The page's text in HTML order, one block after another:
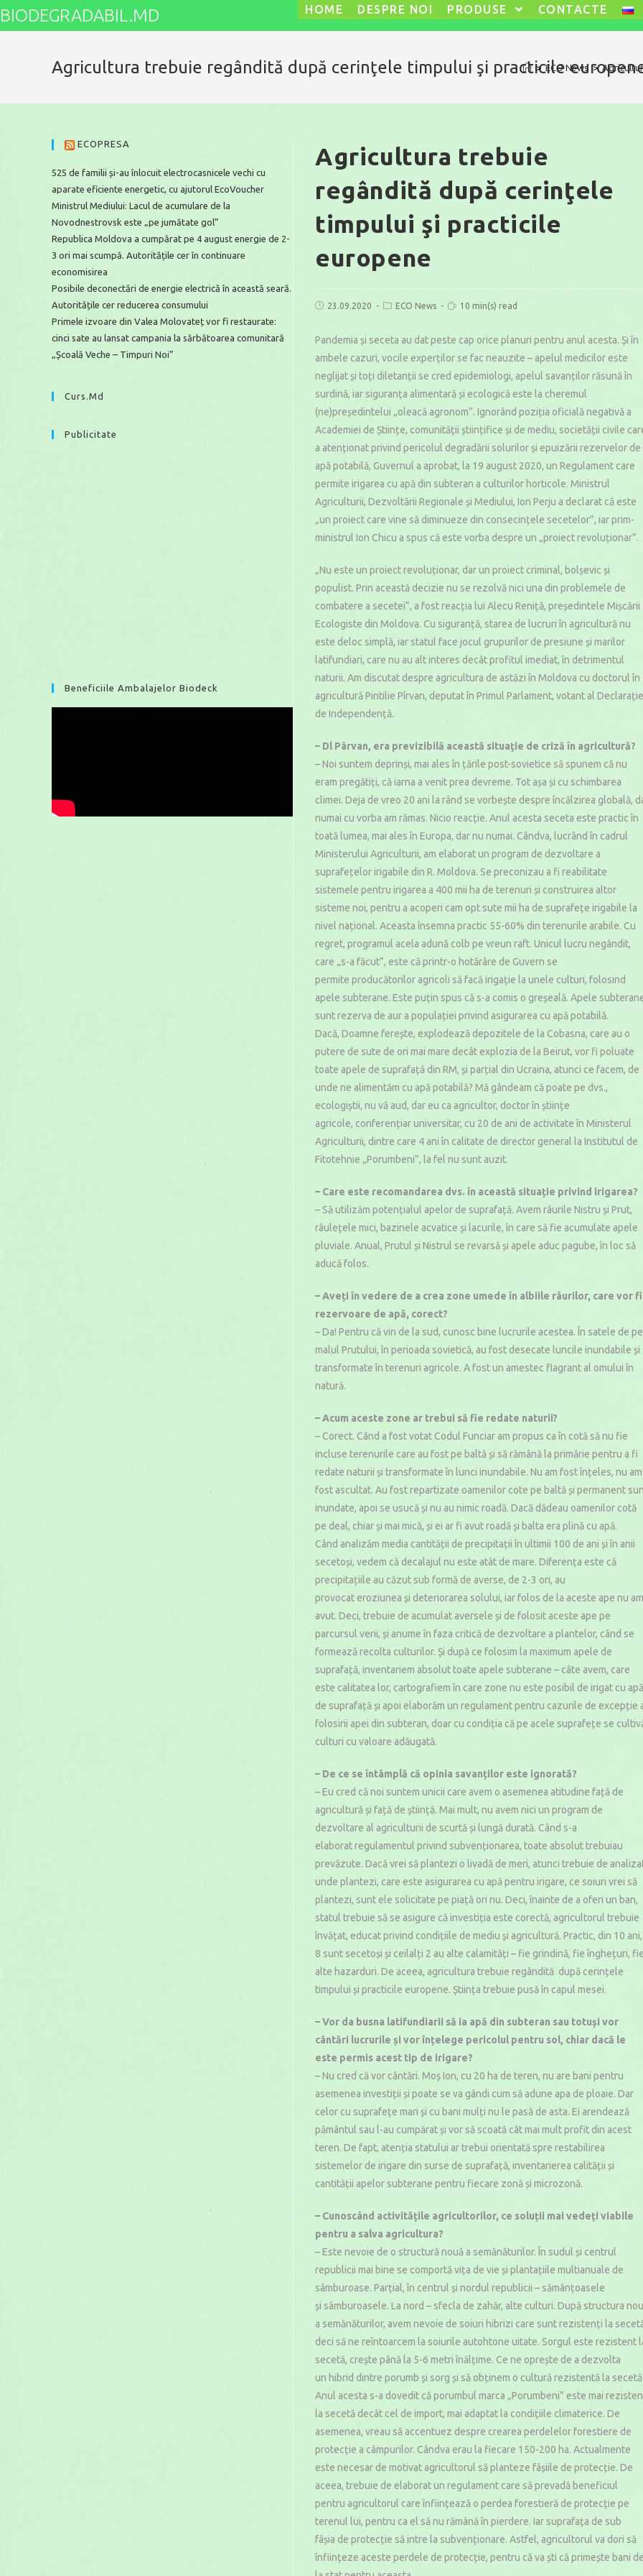
Skip
BIODEGRADABIL.MD HOME DESPRE NOI PRODUSE CONTACTE
Agricultura trebuie regândită după cerinţele timpului şi practicile
> ECO News >
Agricultura trebuie
regândită după cerinţele
timpului şi practicile
europene
Post23.09.2020
PostECO News
Reading
10 min(s) read
Pandemia și seceta au dat peste cap orice planuri pentru anul acesta. Și în
ambele cazuri, vocile experților se fac neauzite – apelul medicilor este
neglijat și toți diletanții se cred epidemiologi, apelul savanților răsună în
surdină, iar siguranța alimentară și ecologică este la cheremul
(ne)președintelui „oleacă agronom”. Ignorând poziția oficială negativă a
Academiei de Științe, comunității științifice și de mediu, societății civile
a atenționat privind pericolul degradării solurilor și epuizării rezervelor de
apă potabilă, Guvernul a aprobat, la 19 august 2020, un Regulament care
permite irigarea cu apă din subteran a culturilor horticole. Ministrul
Agriculturii, Dezvoltării Regionale și Mediului, Ion Perju a declarat că este
„un proiect care vine să diminueze din consecințele secetelor”, iar prim-
ministrul Ion Chicu a spus că este vorba despre un „proiect revoluționar”.
„Nu este un proiect revoluționar, dar un proiect criminal, bolșevic și
populist. Prin această decizie nu se rezolvă nici una din problemele de
combatere a secetei”, a fost reacția lui Alecu Reniță, președintele Mișcării
Ecologiste din Moldova. Cu siguranță, starea de lucruri în agricultură nu
este deloc simplă, iar statul face jocul grupurilor de presiune și marilor
latifundiari, care nu au alt interes decât profitul imediat, în detrimentul
naturii. Am discutat despre agricultura de astăzi în Moldova cu doctorul în
agricultură Pintilie Pîrvan, deputat în Primul Parlament, votant al
de Independență.
– Dl Pârvan, era previzibilă această situație de criză în agricultură?
– Noi suntem deprinși, mai ales în țările post-sovietice să spunem că nu
eram pregătiți, că iarna a venit prea devreme. Tot așa și cu schimbarea
climei. Deja de vreo 20 ani la rând se vorbește despre încălzirea globală,
numai cu vorba am rămas. Nicio reacție. Anul acesta seceta este practic în
toată lumea, mai ales în Europa, dar nu numai. Cândva, lucrând în cadrul
Ministerului Agriculturii, am elaborat un program de dezvoltare a
suprafețelor irigabile din R. Moldova. Se preconizau a fi reabilitate
sistemele pentru irigarea a 400 mii ha de terenuri și construirea altor
sisteme noi, pentru a acoperi cam opt sute mii ha de suprafețe irigabile la
nivel național. Aceasta însemna practic 55-60% din terenurile arabile. Cu
regret, programul acela adună colb pe vreun raft. Unicul lucru negândit,
care „s-a făcut”, este că printr-o hotărâre de Guvern se
permite producătorilor agricoli să facă irigație la unele culturi, folosind
apele subterane. Este puțin spus că s-a comis o greșeală. Apele
sunt rezerva de aur a populației privind asigurarea cu apă potabilă.
Dacă, Doamne ferește, explodează depozitele de la Cobasna, care au o
putere de sute de ori mai mare decât explozia de la Beirut, vor fi poluate
toate apele de suprafață din RM, și parțial din Ucraina, atunci ce facem, de
unde ne alimentăm cu apă potabilă? Mă gândeam că poate pe dvs.,
ecologiștii, nu vă aud, dar eu ca agricultor, doctor în științe
agricole, conferențiar universitar, cu 20 de ani de activitate în Ministerul
Agriculturii, dintre care 4 ani în calitate de director general la Institutul de
Fitotehnie „Porumbeni”, la fel nu sunt auzit.
– Care este recomandarea dvs. în această situație privind irigarea?
– Să utilizăm potențialul apelor de suprafață. Avem râurile Nistru și Prut,
râulețele mici, bazinele acvatice și lacurile, în care să fie acumulate apele
pluviale. Anual, Prutul și Nistrul se revarsă și apele aduc pagube, în loc să
aducă folos.
– Aveți în vedere de a crea zone umede în albiile râurilor, care vor fi
rezervoare de apă, corect?
– Da! Pentru că vin de la sud, cunosc bine lucrurile acestea. În satele de pe
malul Prutului, în perioada sovietică, au fost desecate luncile inundabile și
transformate în terenuri agricole. A fost un amestec flagrant al omului în
natură.
– Acum aceste zone ar trebui să fie redate naturii?
– Corect. Când a fost votat Codul Funciar am propus ca în cotă să nu fie
incluse terenurile care au fost pe baltă și să rămână la primărie pentru a fi
redate naturii și transformate în lunci inundabile. Nu am fost înțeles, nu am
fost ascultat. Au fost repartizate oamenilor cote pe baltă și permanent
inundate, apoi se usucă și nu au nimic roadă. Dacă dădeau oamenilor cotă
pe deal, chiar și mai mică, și ei ar fi avut roadă și balta era plină cu apă.
Când analizăm media cantității de precipitații în ultimii 100 de ani și în anii
secetoși, vedem că decalajul nu este atât de mare. Diferența este că
precipitațiile au căzut sub formă de averse, de 2-3 ori, au
provocat eroziunea și deteriorarea solului, iar folos de la aceste ape nu am
avut. Deci, trebuie de acumulat aversele și de folosit aceste ape pe
parcursul verii, și anume în faza critică de dezvoltare a plantelor, când se
formează recolta culturilor. Și după ce folosim la maximum apele de
suprafață, inventariem absolut toate apele subterane – câte avem, care
este calitatea lor, cartografiem în care zone nu este posibil de irigat cu apă
de suprafață și apoi elaborăm un regulament pentru cazurile de excepție
folosirii apei din subteran, doar cu condiția că pe acele suprafețe se
culturi cu valoare adăugată.
– De ce se întâmplă că opinia savanților este ignorată?
– Eu cred că noi suntem unicii care avem o asemenea atitudine față de
agricultură și față de știință. Mai mult, nu avem nici un program de
dezvoltare al agriculturii de scurtă și lungă durată. Când s-a
elaborat regulamentul privind subvenționarea, toate absolut trebuiau
prevăzute. Dacă vrei să plantezi o livadă de meri, atunci trebuie de
unde plantezi, care este asigurarea cu apă pentru irigare, ce soiuri vrei să
plantezi, sunt ele solicitate pe piață ori nu. Deci, înainte de a oferi un ban,
statul trebuie să se asigure că investiția este corectă, agricultorul trebuie
învățat, educat privind condițiile de mediu și agricultură. Practic, din 10 ani,
8 sunt secetoși și ceilalți 2 au alte calamități – fie grindină, fie înghețuri,
alte hazarduri. De aceea, agricultura trebuie regândită după cerințele
timpului și practicile europene. Știința trebuie pusă în capul mesei.
– Vor da busna latifundiarii să ia apă din subteran sau totuși vor
cântări lucrurile și vor înțelege pericolul pentru sol, chiar dacă le
este permis acest tip de irigare?
– Nu cred că vor cântări. Moș Ion, cu 20 ha de teren, nu are bani pentru
asemenea investiții și poate se va gândi cum să adune apa de ploaie. Dar
celor cu suprafețe mari și cu bani mulți nu le pasă de asta. Ei arendează
pământul sau l-au cumpărat și vor să scoată cât mai mult profit din acest
teren. De fapt, atenția statului ar trebui orientată spre restabilirea
sistemelor de irigare din surse de suprafață, inventarierea calității și
cantității apelor subterane pentru fiecare zonă și microzonă.
– Cunoscând activitățile agricultorilor, ce soluții mai vedeți viabile
pentru a salva agricultura?
– Este nevoie de o structură nouă a semănăturilor. În sudul și centrul
republicii mai bine se comportă vița de vie și plantațiile multianuale de
sâmburoase. Parțial, în centrul și nordul republicii – sămânțoasele
și sâmburoasele. La nord – sfecla de zahăr, alte culturi. După structura
a semănăturilor, avem nevoie de soiuri hibrizi care sunt rezistenți la
deci să ne reîntoarcem la soiurile autohtone uitate. Sorgul este rezistent
secetă, crește până la 5-6 metri înălțime. Ce ne oprește de a dezvolta
un hibrid dintre porumb și sorg și să obținem o cultură rezistentă la
Anul acesta s-a dovedit că porumbul marca „Porumbeni” este mai
la secetă decât cel de import, mai adaptat la condițiile climaterice. De
asemenea, vreau să accentuez despre crearea perdelelor forestiere de
protecție a câmpurilor. Cândva erau la fiecare 150-200 ha. Actualmente
este necesar de motivat agricultorul să planteze fâșiile de protecție. De
aceea, trebuie de elaborat un regulament care să prevadă beneficiul
pentru agricultorul care înființează o perdea forestieră de protecție pe
terenul lui, pentru ca el să nu rămână în pierdere. Iar suprafața de sub
fâșia de protecție să intre la subvenționare. Astfel, agricultorul va dori să
înființeze aceste perdele de protecție, pentru că va ști că primește bani
ECOPRESA
525 de familii și-au înlocuit electrocasnicele vechi cu
aparate eficiente energetic, cu ajutorul EcoVoucher
Ministrul Mediului: Lacul de acumulare de la
Novodnestrovsk este „pe jumătate gol”
Republica Moldova a cumpărat pe 4 august energie de 2-
3 ori mai scumpă. Autoritățile cer în continuare
economisirea
Posibile deconectări de energie electrică în această seară.
Autoritățile cer reducerea consumului
Primele izvoare din Valea Molovateț vor fi restaurate:
cinci sate au lansat campania la sărbătoarea comunitară
„Școală Veche – Timpuri Noi”
Curs.md
Publicitate
Beneficiile Ambalajelor Biodeck